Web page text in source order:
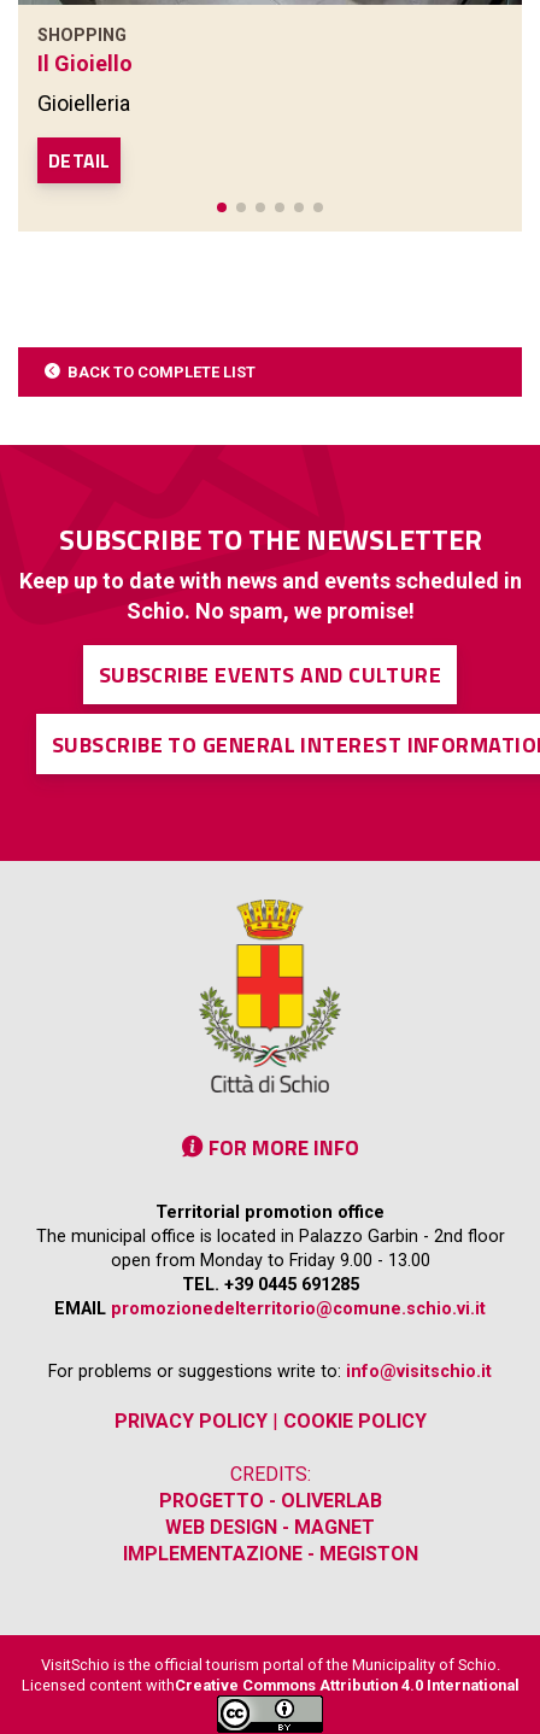
SHOPPING
Il Gioiello
Gioielleria
DETAIL
BACK TO COMPLETE LIST
SUBSCRIBE TO THE NEWSLETTER
Keep up to date with news and events scheduled in
Schio. No spam, we promise!
SUBSCRIBE EVENTS AND CULTURE
SUBSCRIBE TO GENERAL INTEREST
FOR MORE INFO
Territorial promotion office
The municipal office is located in Palazzo Garbin - 2nd floor
open from Monday to Friday 9.00 - 13.00
TEL. +39 0445 691285
EMAIL promozionedelterritorio@comune.schio.vi.it
For problems or suggestions write to: info@visitschio.it
PRIVACY POLICY| COOKIE POLICY
CREDITS:
PROGETTO - OLIVERLAB
WEB DESIGN - MAGNET
IMPLEMENTAZIONE - MEGISTON
VisitSchio is the official tourism portal of the Municipality of Schio.
Licensed content withCreative Commons Attribution 4.0 International